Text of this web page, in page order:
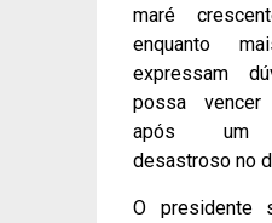
maré
enquanto
expressam
possa vencer
após um
desastroso no
O presidente